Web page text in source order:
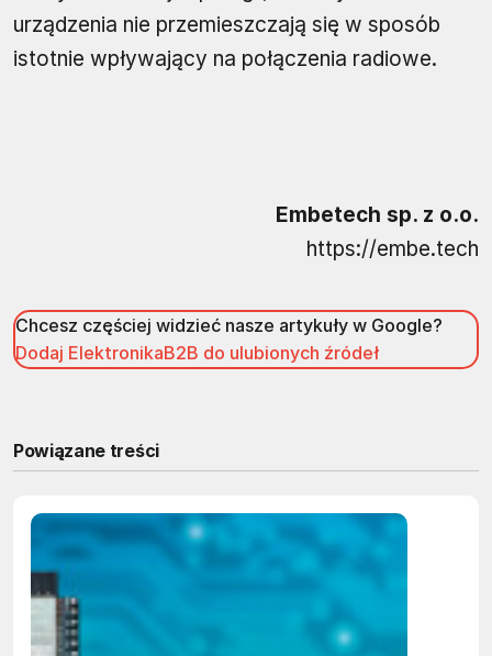
urządzenia nie przemieszczają się w sposób
istotnie wpływający na połączenia radiowe.
Embetech sp. z o.o.
https://embe.tech
Chcesz częściej widzieć nasze artykuły w Google?
Dodaj ElektronikaB2B do ulubionych źródeł
Powiązane treści